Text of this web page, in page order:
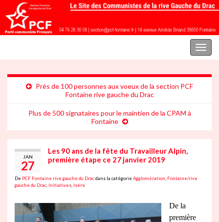
Toggle
Près de 100 personnes aux voeux de la section PCF
Fontaine rive gauche du Drac
Plus de 500 signataires pour le maintien de la CPAM à
Fontaine
JAN
27
Les 90 ans de la fête du Travailleur Alpin,
première étape ce 27 janvier 2019
De PCF Fontaine rive gauche du Dracdans la catégorie Agglomération Fontaine/rive
gauche du Drac Initiatives Isère
De la
première